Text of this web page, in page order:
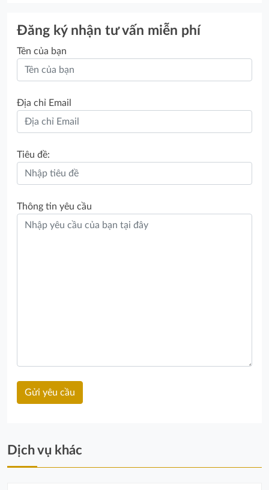
Đăng ký nhận tư vấn miễn phí
Tên của bạn
Địa chỉ Email
Tiêu đề:
Thông tin yêu cầu
Dịch vụ khác